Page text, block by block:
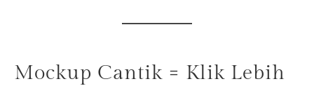
Mockup Cantik = Klik Lebih